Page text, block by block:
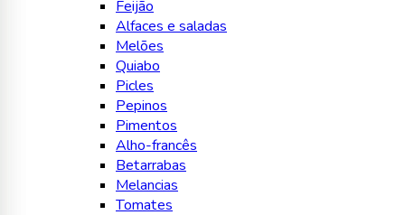
Feijão
Alfaces e saladas
Melões
Quiabo
Picles
Pepinos
Pimentos
Alho-francês
Betarrabas
Melancias
Tomates